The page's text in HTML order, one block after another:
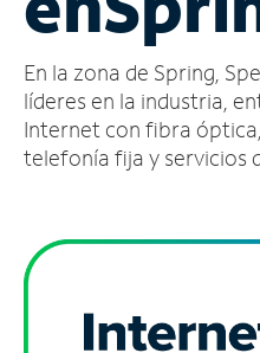
cuenta
Encuentra
una
tienda
En la zona de Spring,
líderes en la industria,
Internet con fibra
telefonía fija y servicios